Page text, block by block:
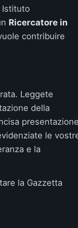
Istituto
Ricercatore in
contribuire
Leggete
della
le
e la
la Gazzetta